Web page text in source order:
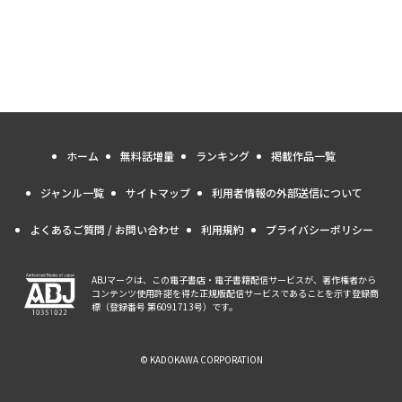
ホーム 無料話増量 ランキング 掲載作品一覧
ジャンル一覧 サイトマップ 利用者情報の外部送信について
よくあるご質問 / お問い合わせ 利用規約 プライバシーポリシー
ABJマークは、この電子書店・電子書籍配信サービスが、著作権者から
コンテンツ使用許諾を得た正規版配信サービスであることを示す登録商
標（登録番号 第6091713号）です。
© KADOKAWA CORPORATION